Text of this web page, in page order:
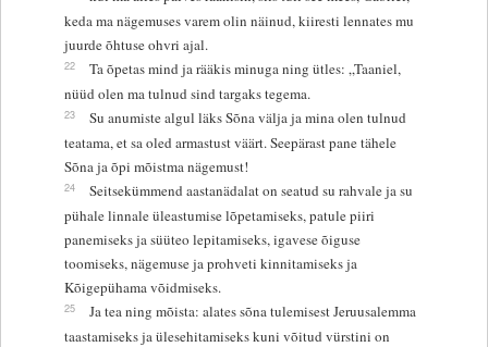
keda ma nägemuses varem olin näinud, kiiresti lennates mu
juurde õhtuse ohvri ajal.
22
Ta õpetas mind ja rääkis minuga ning ütles: „Taaniel,
nüüd olen ma tulnud sind targaks tegema.
23
Su anumiste algul läks Sõna välja ja mina olen tulnud
teatama, et sa oled armastust väärt. Seepärast pane tähele
Sõna ja õpi mõistma nägemust!
24
Seitsekümmend aastanädalat on seatud su rahvale ja su
pühale linnale üleastumise lõpetamiseks, patule piiri
panemiseks ja süüteo lepitamiseks, igavese õiguse
toomiseks, nägemuse ja prohveti kinnitamiseks ja
Kõigepühama võidmiseks.
25
Ja tea ning mõista: alates sõna tulemisest Jeruusalemma
taastamiseks ja ülesehitamiseks kuni võitud vürstini on